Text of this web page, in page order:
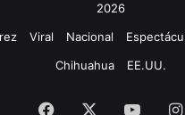
2026
Viral Nacional
Chihuahua
EE.UU.
Facebook